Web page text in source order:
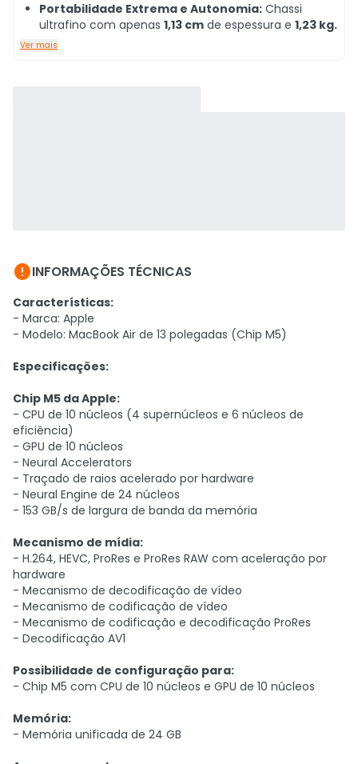
Portabilidade Extrema e Autonomia: Chassi
ultrafino com apenas 1,13 cm de espessura e 1,23 kg.
Ver mais
INFORMAÇÕES TÉCNICAS
Características:
- Marca: Apple
- Modelo: MacBook Air de 13 polegadas (Chip M5)
Especificações:
Chip M5 da Apple:
- CPU de 10 núcleos (4 supernúcleos e 6 núcleos de
eficiência)
- GPU de 10 núcleos
- Neural Accelerators
- Traçado de raios acelerado por hardware
- Neural Engine de 24 núcleos
- 153 GB/s de largura de banda da memória
Mecanismo de mídia:
- H.264, HEVC, ProRes e ProRes RAW com aceleração por
hardware
- Mecanismo de decodificação de vídeo
- Mecanismo de codificação de vídeo
- Mecanismo de codificação e decodificação ProRes
- Decodificação AV1
Possibilidade de configuração para:
- Chip M5 com CPU de 10 núcleos e GPU de 10 núcleos
Memória:
- Memória unificada de 24 GB